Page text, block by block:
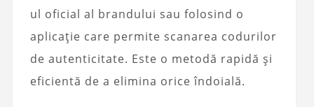
ul oficial al brandului sau folosind o
aplicație care permite scanarea codurilor
de autenticitate. Este o metodă rapidă și
eficientă de a elimina orice îndoială.